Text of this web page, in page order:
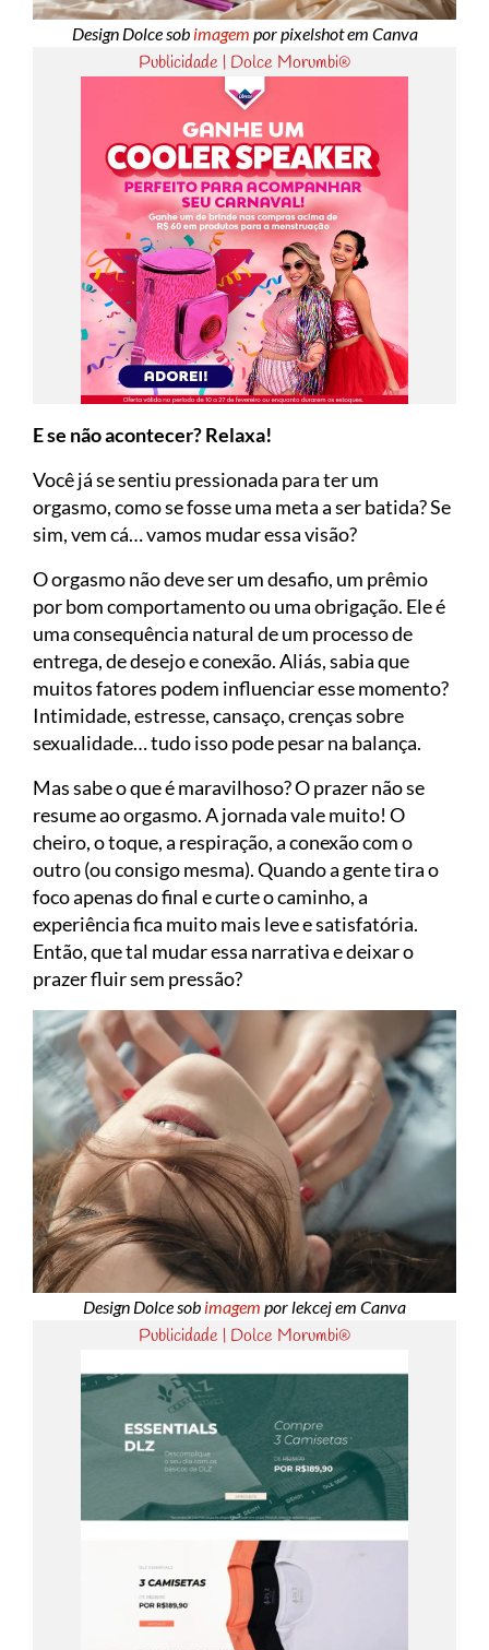
Design Dolce sob imagem por pixelshot em Canva
Publicidade | Dolce Morumbi®
E se não acontecer? Relaxa!
Você já se sentiu pressionada para ter um
orgasmo, como se fosse uma meta a ser batida? Se
sim, vem cá… vamos mudar essa visão?
O orgasmo não deve ser um desafio, um prêmio
por bom comportamento ou uma obrigação. Ele é
uma consequência natural de um processo de
entrega, de desejo e conexão. Aliás, sabia que
muitos fatores podem influenciar esse momento?
Intimidade, estresse, cansaço, crenças sobre
sexualidade… tudo isso pode pesar na balança.
Mas sabe o que é maravilhoso? O prazer não se
resume ao orgasmo. A jornada vale muito! O
cheiro, o toque, a respiração, a conexão com o
outro (ou consigo mesma). Quando a gente tira o
foco apenas do final e curte o caminho, a
experiência fica muito mais leve e satisfatória.
Então, que tal mudar essa narrativa e deixar o
prazer fluir sem pressão?
Design Dolce sob imagem por lekcej em Canva
Publicidade | Dolce Morumbi®